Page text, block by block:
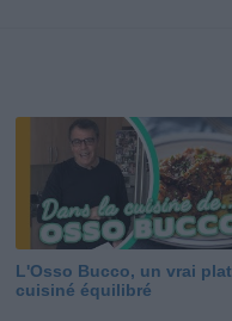
L'Osso Bucco, un vrai plat
cuisiné équilibré